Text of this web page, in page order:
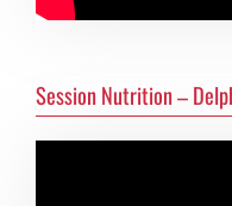
Session Nutrition –